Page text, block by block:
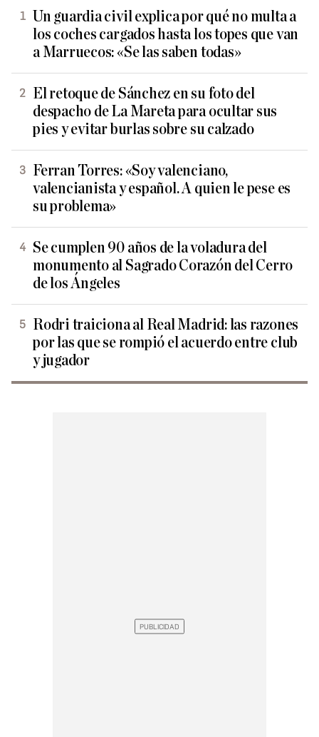
Un guardia civil explica por qué no multa a
los coches cargados hasta los topes que van
a Marruecos: «Se las saben todas»
El retoque de Sánchez en su foto del
despacho de La Mareta para ocultar sus
pies y evitar burlas sobre su calzado
Ferran Torres: «Soy valenciano,
valencianista y español. A quien le pese es
su problema»
Se cumplen 90 años de la voladura del
monumento al Sagrado Corazón del Cerro
de los Ángeles
Rodri traiciona al Real Madrid: las razones
por las que se rompió el acuerdo entre club
y jugador